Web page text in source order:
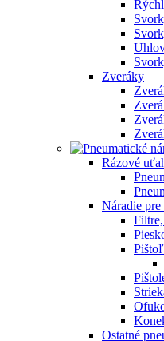
Zveráky
Rázové
Náradie
Ostatné